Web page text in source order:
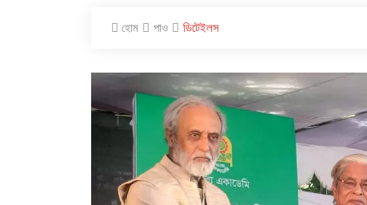
হোম পাও ডিটেইলস